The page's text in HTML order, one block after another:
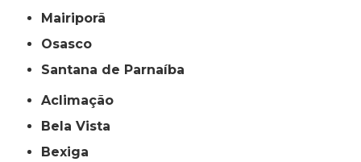
Mairiporã
Osasco
Santana de Parnaíba
Aclimação
Bela Vista
Bexiga